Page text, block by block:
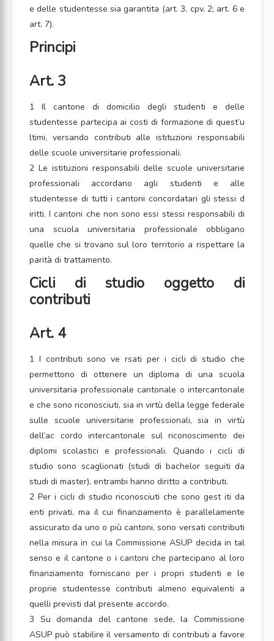
e delle studentesse sia garantita (art. 3, cpv. 2; art. 6 e
art. 7).
Principi
Art. 3
1 Il cantone di domicilio degli studenti e delle
studentesse partecipa ai costi di formazione di quest’u
ltimi, versando contributi alle istituzioni responsabili
delle scuole universitarie professionali.
2 Le istituzioni responsabili delle scuole universitarie
professionali accordano agli studenti e alle
studentesse di tutti i cantoni concordatari gli stessi d
iritti. I cantoni che non sono essi stessi responsabili di
una scuola universitaria professionale obbligano
quelle che si trovano sul loro territorio a rispettare la
parità di trattamento.
Cicli di studio oggetto di
contributi
Art. 4
1 I contributi sono ve rsati per i cicli di studio che
permettono di ottenere un diploma di una scuola
universitaria professionale cantonale o intercantonale
e che sono riconosciuti, sia in virtù della legge federale
sulle scuole universitarie professionali, sia in virtù
dell’ac cordo intercantonale sul riconoscimento dei
diplomi scolastici e professionali. Quando i cicli di
studio sono scaglionati (studi di bachelor seguiti da
studi di master), entrambi hanno diritto a contributi.
2 Per i cicli di studio riconosciuti che sono gest iti da
enti privati, ma il cui finanziamento è parallelamente
assicurato da uno o più cantoni, sono versati contributi
nella misura in cui la Commissione ASUP decida in tal
senso e il cantone o i cantoni che partecipano al loro
finanziamento forniscano per i propri studenti e le
proprie studentesse contributi almeno equivalenti a
quelli previsti dal presente accordo.
3 Su domanda del cantone sede, la Commissione
ASUP può stabilire il versamento di contributi a favore